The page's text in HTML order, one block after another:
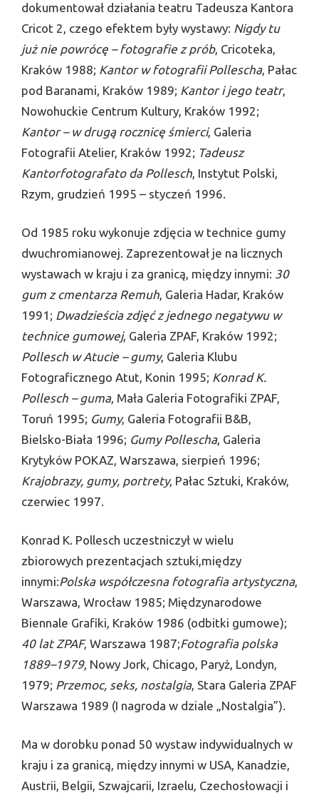
dokumentował działania teatru Tadeusza Kantora
Cricot 2, czego efektem były wystawy: Nigdy tu
już nie powrócę – fotografie z prób, Cricoteka,
Kraków 1988; Kantor w fotografii Pollescha, Pałac
pod Baranami, Kraków 1989; Kantor i jego teatr,
Nowohuckie Centrum Kultury, Kraków 1992;
Kantor – w drugą rocznicę śmierci, Galeria
Fotografii Atelier, Kraków 1992; Tadeusz
Kantorfotografato da Pollesch , Instytut Polski,
Rzym, grudzień 1995 – styczeń 1996.
Od 1985 roku wykonuje zdjęcia w technice gumy
dwuchromianowej. Zaprezentował je na licznych
wystawach w kraju i za granicą, między innymi: 30
gum z cmentarza Remuh , Galeria Hadar, Kraków
1991; Dwadzieścia zdjęć z jednego negatywu w
technice gumowej, Galeria ZPAF, Kraków 1992;
Pollesch w Atucie – gumy, Galeria Klubu
Fotograficznego Atut, Konin 1995; Konrad K.
Pollesch – guma, Mała Galeria Fotografiki ZPAF,
Toruń 1995; Gumy, Galeria Fotografii B&B,
Bielsko-Biała 1996; Gumy Pollescha, Galeria
Krytyków POKAZ, Warszawa, sierpień 1996;
Krajobrazy, gumy, portrety, Pałac Sztuki, Kraków,
czerwiec 1997.
Konrad K. Pollesch uczestniczył w wielu
zbiorowych prezentacjach sztuki,między
innymi:Polska współczesna fotografia artystyczna,
Warszawa, Wrocław 1985; Międzynarodowe
Biennale Grafiki, Kraków 1986 (odbitki gumowe);
40 lat ZPAF, Warszawa 1987;Fotografia polska
1889–1979, Nowy Jork, Chicago, Paryż, Londyn,
1979; Przemoc, seks, nostalgia, Stara Galeria ZPAF
Warszawa 1989 (I nagroda w dziale „Nostalgia”).
Ma w dorobku ponad 50 wystaw indywidualnych w
kraju i za granicą, między innymi w USA, Kanadzie,
Austrii, Belgii, Szwajcarii, Izraelu, Czechosłowacji i